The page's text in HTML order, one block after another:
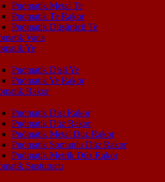
Pnömatik Metal Te
Pnömatik Te Rakor
Pnömatik Düşürücü Te
Vana
Ye
Pnömatik Dişli Ye
Pnömatik Ye Rakor
Rakor
Pnömatik Dişi Rakor
Pnömatik Düz Rakor
Pnömatik Metal Düz Rakor
Pnömatik Somunlu Düz Rakor
Pnömatik Metrik Düz Rakor
Susturucu